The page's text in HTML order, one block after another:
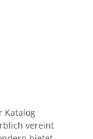
Katalog
vereint